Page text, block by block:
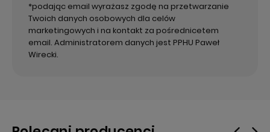
*podając email wyrażasz zgodę na przetwarzanie
Twoich danych osobowych dla celów
marketingowych i na kontakt za pośrednicetem
email. Administratorem danych jest PPHU Paweł
Wirecki.